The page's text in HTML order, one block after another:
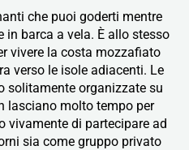
che puoi goderti mentre
in barca a vela. È allo stesso
vivere la costa mozzafiato
verso le isole adiacenti. Le
solitamente organizzate su
lasciano molto tempo per
vivamente di partecipare ad
sia come gruppo privato